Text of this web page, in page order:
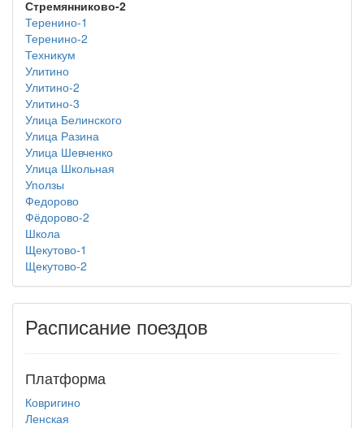
Стремянниково-2
Теренино-1
Теренино-2
Техникум
Улитино
Улитино-2
Улитино-3
Улица Белинского
Улица Разина
Улица Шевченко
Улица Школьная
Уползы
Федорово
Фёдорово-2
Школа
Щекутово-1
Щекутово-2
Расписание поездов
Платформа
Ковригино
Ленская